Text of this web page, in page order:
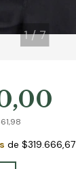
1/7
de $319.666,67